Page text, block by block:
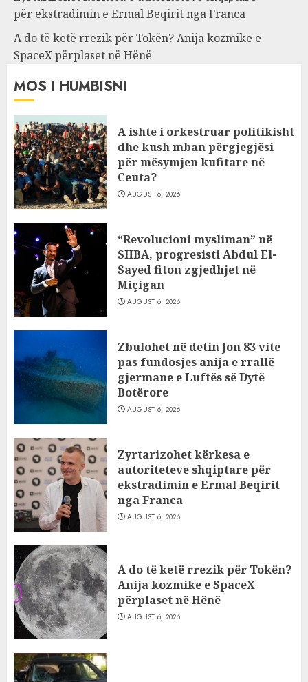
për ekstradimin e Ermal Beqirit nga Franca
A do të ketë rrezik për Tokën? Anija kozmike e
SpaceX përplaset në Hënë
MOS I HUMBISNI
A ishte i orkestruar politikisht
dhe kush mban përgjegjësi
për mësymjen kufitare në
Ceuta?
AUGUST 6, 2026
“Revolucioni mysliman” në
SHBA, progresisti Abdul El-
Sayed fiton zgjedhjet në
Miçigan
AUGUST 6, 2026
Zbulohet në detin Jon 83 vite
pas fundosjes anija e rrallë
gjermane e Luftës së Dytë
Botërore
AUGUST 6, 2026
Zyrtarizohet kërkesa e
autoriteteve shqiptare për
ekstradimin e Ermal Beqirit
nga Franca
AUGUST 6, 2026
A do të ketë rrezik për Tokën?
Anija kozmike e SpaceX
përplaset në Hënë
AUGUST 6, 2026